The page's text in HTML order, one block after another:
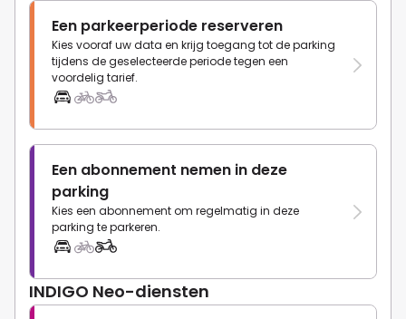
Een parkeerperiode reserveren
Kies vooraf uw data en krijg toegang tot de parking
tijdens de geselecteerde periode tegen een
voordelig tarief.
Een abonnement nemen in deze
parking
Kies een abonnement om regelmatig in deze
parking te parkeren.
INDIGO Neo-diensten